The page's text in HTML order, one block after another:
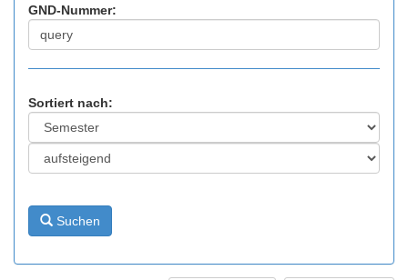
GND-Nummer:
Sortiert nach:
Suchen